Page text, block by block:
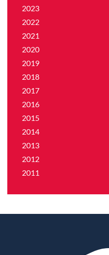
2023
2022
2021
2020
2019
2018
2017
2016
2015
2014
2013
2012
2011